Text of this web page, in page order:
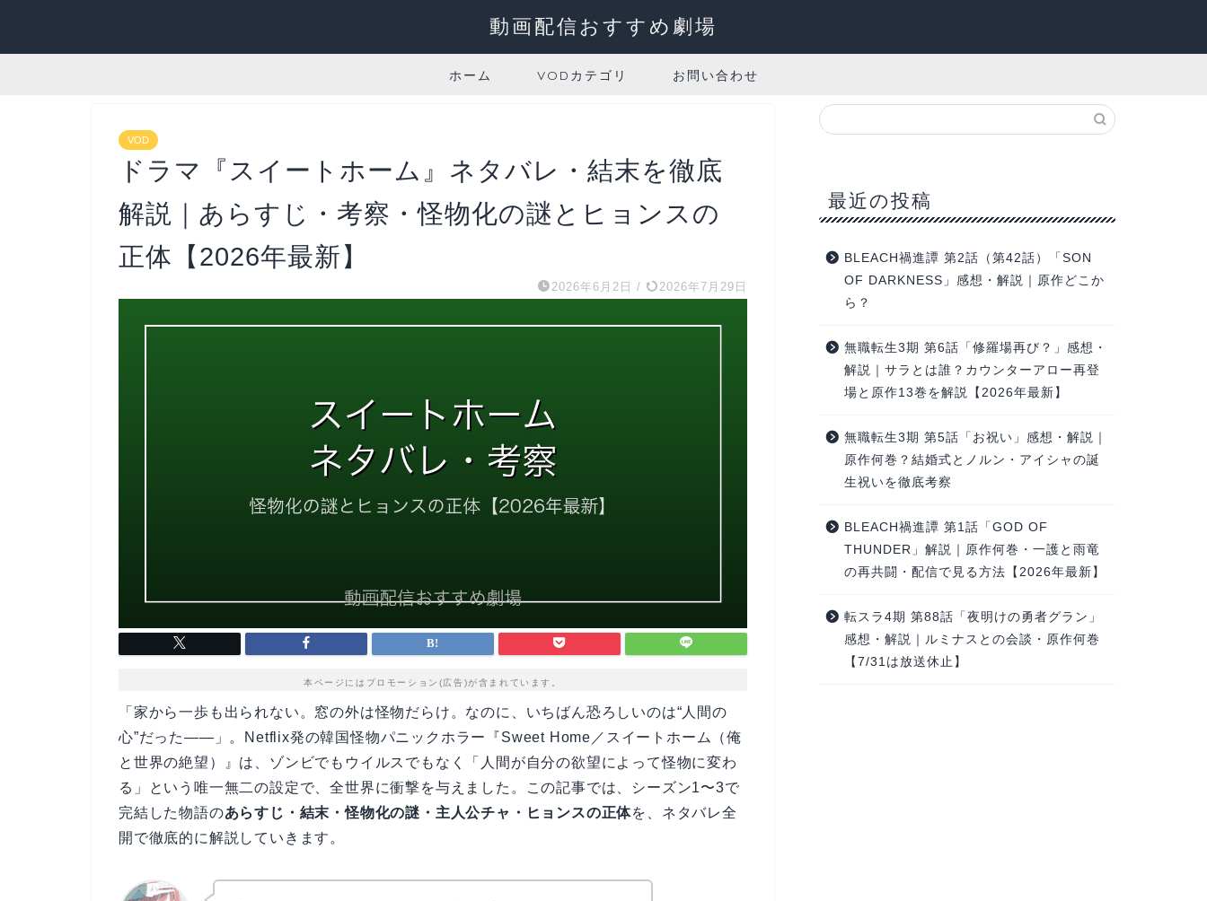
動画配信おすすめ劇場
ホーム VODカテゴリ お問い合わせ
VOD
ドラマ『スイートホーム』ネタバレ・結末を徹底
解説｜あらすじ・考察・怪物化の謎とヒョンスの
正体【2026年最新】
2026年6月2日 / 2026年7月29日
本ページにはプロモーション(広告)が含まれています。
「家から一歩も出られない。窓の外は怪物だらけ。なのに、いちばん恐ろしいのは“人間の
心”だった——」。Netflix発の韓国怪物パニックホラー『Sweet Home／スイートホーム（俺
と世界の絶望）』は、ゾンビでもウイルスでもなく「人間が自分の欲望によって怪物に変わ
る」という唯一無二の設定で、全世界に衝撃を与えました。この記事では、シーズン1〜3で
完結した物語のあらすじ・結末・怪物化の謎・主人公チャ・ヒョンスの正体を、ネタバレ全
開で徹底的に解説していきます。
最近の投稿
BLEACH禍進譚 第2話（第42話）「SON
OF DARKNESS」感想・解説｜原作どこか
ら？
無職転生3期 第6話「修羅場再び？」感想・
解説｜サラとは誰？カウンターアロー再登
場と原作13巻を解説【2026年最新】
無職転生3期 第5話「お祝い」感想・解説｜
原作何巻？結婚式とノルン・アイシャの誕
生祝いを徹底考察
BLEACH禍進譚 第1話「GOD OF
THUNDER」解説｜原作何巻・一護と雨竜
の再共闘・配信で見る方法【2026年最新】
転スラ4期 第88話「夜明けの勇者グラン」
感想・解説｜ルミナスとの会談・原作何巻
【7/31は放送休止】